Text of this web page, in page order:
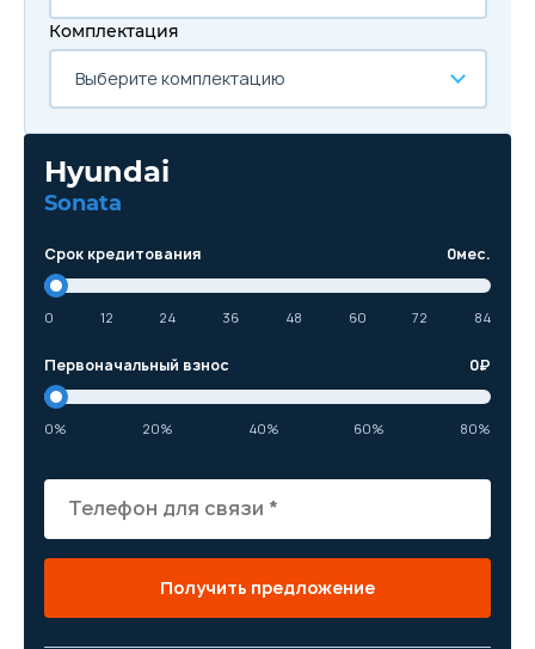
Комплектация
Выберите комплектацию
Hyundai
Sonata
Срок кредитования 0мес.
0 12 24 36 48 60 72 84
Первоначальный взнос 0₽
0% 20% 40% 60% 80%
Получить предложение